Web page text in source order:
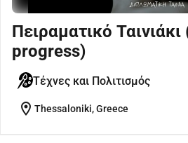
Πειραματικό
progress)
Τέχνες και Πολιτισμός
location_on Thessaloniki, Greece